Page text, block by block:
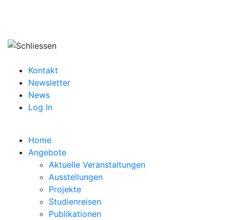
Kontakt
Newsletter
News
Log In
Home
Angebote
Aktuelle Veranstaltungen
Ausstellungen
Projekte
Studienreisen
Publikationen